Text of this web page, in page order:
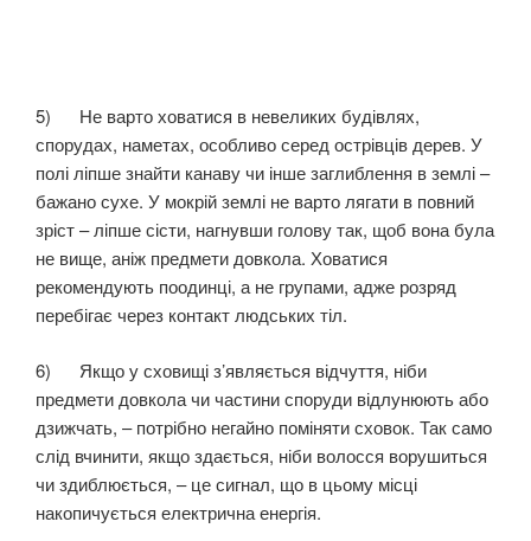
5) Не варто ховатися в невеликих будівлях,
спорудах, наметах, особливо серед острівців дерев. У
полі ліпше знайти канаву чи інше заглиблення в землі –
бажано сухе. У мокрій землі не варто лягати в повний
зріст – ліпше сісти, нагнувши голову так, щоб вона була
не вище, аніж предмети довкола. Ховатися
рекомендують поодинці, а не групами, адже розряд
перебігає через контакт людських тіл.
6) Якщо у сховищі з’являєтьcя відчуття, ніби
предмети довкола чи частини споруди відлунюють або
дзижчать, – потрібно негайно поміняти сховок. Так само
слід вчинити, якщо здається, ніби волосся ворушиться
чи здиблюється, – це сигнал, що в цьому місці
накопичується електрична енергія.